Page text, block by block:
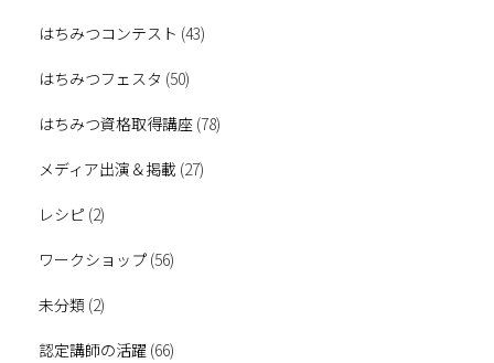
はちみつコンテスト (43)
はちみつフェスタ (50)
はちみつ資格取得講座 (78)
メディア出演＆掲載 (27)
レシピ (2)
ワークショップ (56)
未分類 (2)
認定講師の活躍 (66)